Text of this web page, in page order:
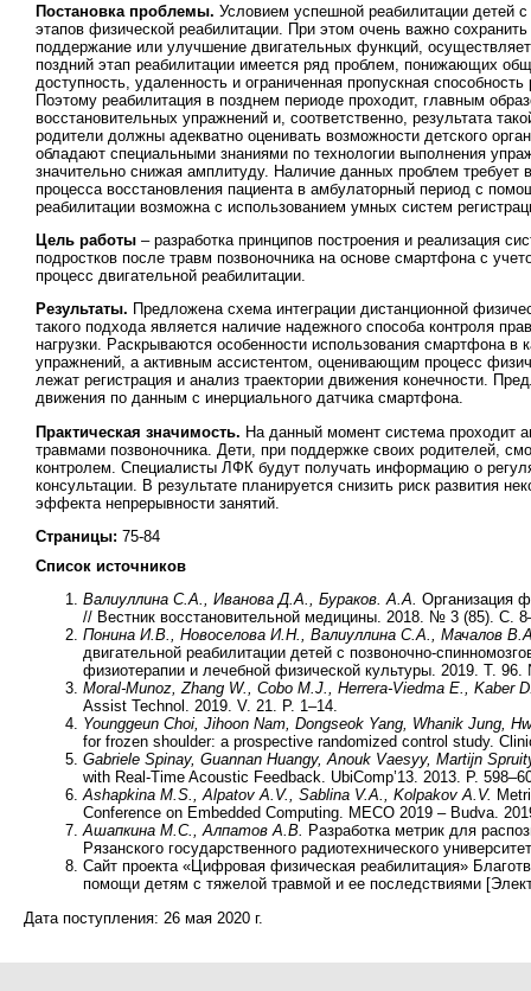
Постановка проблемы. Условием успешной реабилитации детей
этапов физической реабилитации. При этом очень важно
поддержание или улучшение двигательных функций,
поздний этап реабилитации имеется ряд проблем, понижающих
доступность, удаленность и ограниченная пропускная
Поэтому реабилитация в позднем периоде проходит, главным
восстановительных упражнений и, соответственно, результата
родители должны адекватно оценивать возможности детского
обладают специальными знаниями по технологии выполнения
значительно снижая амплитуду. Наличие данных проблем требует
процесса восстановления пациента в амбулаторный период с
реабилитации возможна с использованием умных систем
Цель работы – разработка принципов построения и реализация
подростков после травм позвоночника на основе смартфона с
процесс двигательной реабилитации.
Результаты. Предложена схема интеграции дистанционной
такого подхода является наличие надежного способа контроля
нагрузки. Раскрываются особенности использования смартфона
упражнений, а активным ассистентом, оценивающим процесс
лежат регистрация и анализ траектории движения конечности.
движения по данным с инерциального датчика смартфона.
Практическая значимость. На данный момент система проходит
травмами позвоночника. Дети, при поддержке своих родителей,
контролем. Специалисты ЛФК будут получать информацию о
консультации. В результате планируется снизить риск развития
эффекта непрерывности занятий.
Страницы: 75-84
Список источников
Валиуллина С.А., Иванова Д.А., Бураков. А.А. Организация
// Вестник восстановительной медицины. 2018. № 3 (85). С.
Понина И.В., Новоселова И.Н., Валиуллина С.А., Мачалов
двигательной реабилитации детей с позвоночно-
физиотерапии и лечебной физической культуры. 2019. Т.
Moral-Munoz, Zhang W., Cobo M.J., Herrera-Viedma E., Kaber
Assist Technol. 2019. V. 21. P. 1–14.
Younggeun Choi, Jihoon Nam, Dongseok Yang, Whanik Jung,
for frozen shoulder: a prospective randomized control study.
Gabriele Spinay, Guannan Huangy, Anouk Vaesyy, Martijn
with Real-Time Acoustic Feedback. UbiComp’13. 2013. P.
Ashapkina M.S., Alpatov A.V., Sablina V.A., Kolpakov A.V.
Conference on Embedded Computing. MECO 2019 – Budva.
Ашапкина М.С., Алпатов А.В. Разработка метрик для
Рязанского государственного радиотехнического
Сайт проекта «Цифровая физическая реабилитация»
помощи детям с тяжелой травмой и ее последствиями
Дата поступления: 26 мая 2020 г.